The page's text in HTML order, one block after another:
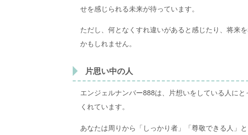
せを感じられる未来が待っています。
ただし、何となくすれ違いがあると感じたり、将来
かもしれません。
片思い中の人
エンジェルナンバー888は、片想いをしている人にと
くれています。
あなたは周りから「しっかり者」「尊敬できる人」